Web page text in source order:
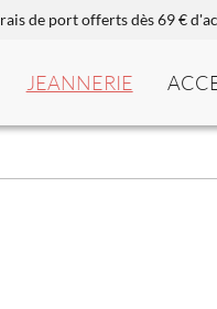
de port offerts dès 69 €
JEANNERIE